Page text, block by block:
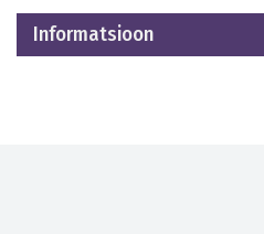
Informatsioon